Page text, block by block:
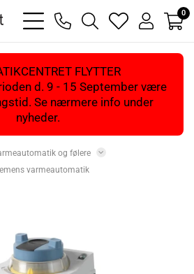
bars
light
phone
magnifying
glass
heart
light
user
light
0
FLYTTER
d. 9 - 15 September være
Se nærmere info under
nyheder.
og følere
varmeautomatik